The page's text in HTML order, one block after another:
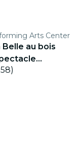
Arts Center
au bois